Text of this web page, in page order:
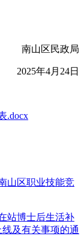
南山区民政局
2025年4月24日
.docx
山区职业技能竞
站博士后生活补
及有关事项的通